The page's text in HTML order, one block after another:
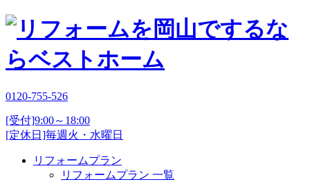
0120-755-526
[受付]9:00～18:00
[定休日]毎週火・水曜日
リフォームプラン
リフォームプラン 一覧